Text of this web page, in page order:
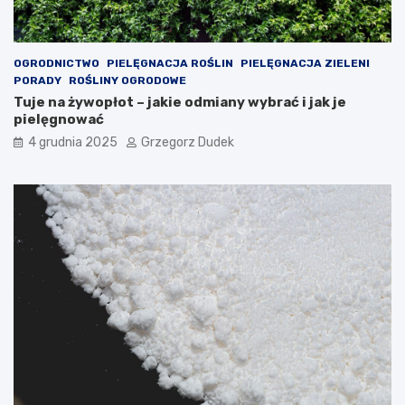
c
i
ę
k
ę
OGRODNICTWO PIELĘGNACJA ROŚLIN
PIELĘGNACJA ZIELENI
PORADY
ROŚLINY OGRODOWE
Tuje na żywopłot – jakie odmiany wybrać i jak je
pielęgnować
4 grudnia 2025 Grzegorz Dudek